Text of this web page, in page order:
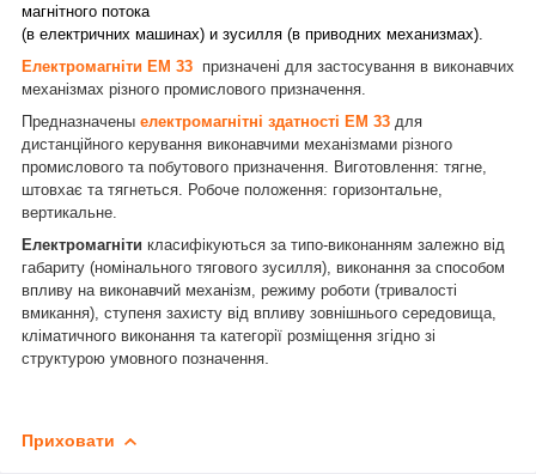
магнітного потока
(в електричних машинах) и зусилля (в приводних механизмах).
Електромагніти ЕМ 33 призначені для застосування в виконавчих
механізмах різного промислового призначення.
Предназначены електромагнітні здатності ЕМ 33 для
дистанційного керування виконавчими механізмами різного
промислового та побутового призначення. Виготовлення: тягне,
штовхає та тягнеться. Робоче положення: горизонтальне,
вертикальне.
Електромагніти класифікуються за типо-виконанням залежно від
габариту (номінального тягового зусилля), виконання за способом
впливу на виконавчий механізм, режиму роботи (тривалості
вмикання), ступеня захисту від впливу зовнішнього середовища,
кліматичного виконання та категорії розміщення згідно зі
структурою умовного позначення
Приховати